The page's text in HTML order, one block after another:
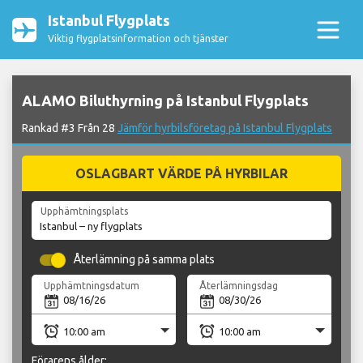
Istanbul Flygplats
Viktig flygplatsinformation och tjänster
ALAMO Biluthyrning på Istanbul Flygplats
Rankad #3 Från 28 Jämför hyrbilsföretag på Istanbul Flygplats
OSLAGBART VÄRDE PÅ HYRBILAR
Upphämtningsplats
Återlämning på samma plats
Upphämtningsdatum Återlämningsdag